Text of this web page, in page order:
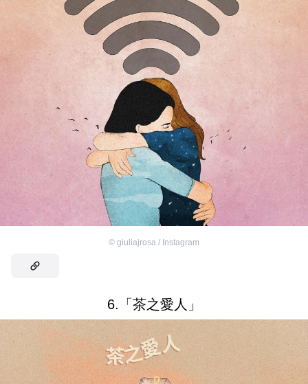
© giuliajrosa / Instagram
6.「茶之愛人」